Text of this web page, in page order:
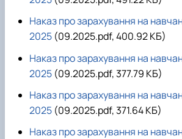
Наказ про зарахування на
2025 (09.2025.pdf, 400.92 КБ)
Наказ про зарахування на
2025 (09.2025.pdf, 377.79 КБ)
Наказ про зарахування на
2025 (09.2025.pdf, 371.64 КБ)
Наказ про зарахування на